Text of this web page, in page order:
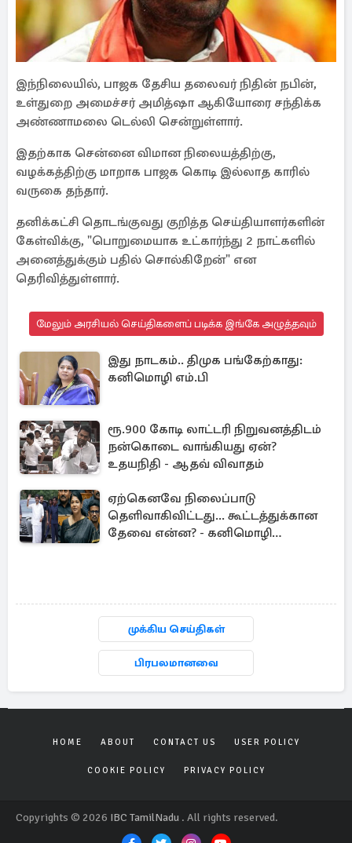
இந்நிலையில், பாஜக தேசிய தலைவர் நிதின் நபின்,
உள்துறை அமைச்சர் அமித்ஷா ஆகியோரை சந்திக்க
அண்ணாமலை டெல்லி சென்றுள்ளார்.
இதற்காக சென்னை விமான நிலையத்திற்கு,
வழக்கத்திற்கு மாறாக பாஜக கொடி இல்லாத காரில்
வருகை தந்தார்.
தனிக்கட்சி தொடங்குவது குறித்த செய்தியாளர்களின்
கேள்விக்கு, "பொறுமையாக உட்கார்ந்து 2 நாட்களில்
அனைத்துக்கும் பதில் சொல்கிறேன்" என
தெரிவித்துள்ளார்.
மேலும் அரசியல் செய்திகளைப் படிக்க இங்கே அழுத்தவும்
இது நாடகம்.. திமுக பங்கேற்காது:
கனிமொழி எம்.பி
ரூ.900 கோடி லாட்டரி நிறுவனத்திடம்
நன்கொடை வாங்கியது ஏன்?
உதயநிதி - ஆதவ் விவாதம்
ஏற்கெனவே நிலைப்பாடு
தெளிவாகிவிட்டது... கூட்டத்துக்கான
தேவை என்ன? - கனிமொழி
முக்கிய செய்திகள்
பிரபலமானவை
HOME ABOUT CONTACT US USER POLICY
COOKIE POLICY PRIVACY POLICY
Copyrights © 2026 IBC TamilNadu . All rights reserved.